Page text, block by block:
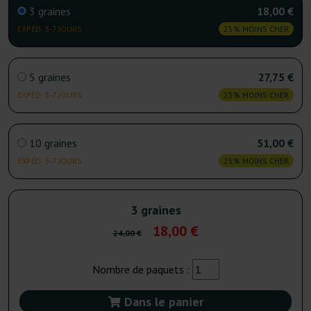
3 graines
EXPÉD. 3-7 JOURS
18,00 €
25% MOINS CHER
5 graines
EXPÉD. 3-7 JOURS
27,75 €
25% MOINS CHER
10 graines
EXPÉD. 3-7 JOURS
51,00 €
25% MOINS CHER
3 graines
24,00 € 18,00 €
Nombre de paquets :
Dans le panier